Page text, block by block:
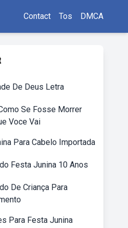
Contact Tos DMCA
De Deus Letra
Se Fosse Morrer
Voce Vai
Para Cabelo Importada
Festa Junina 10 Anos
De Criança Para
Para Festa Junina